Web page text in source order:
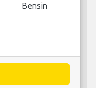
Bensin